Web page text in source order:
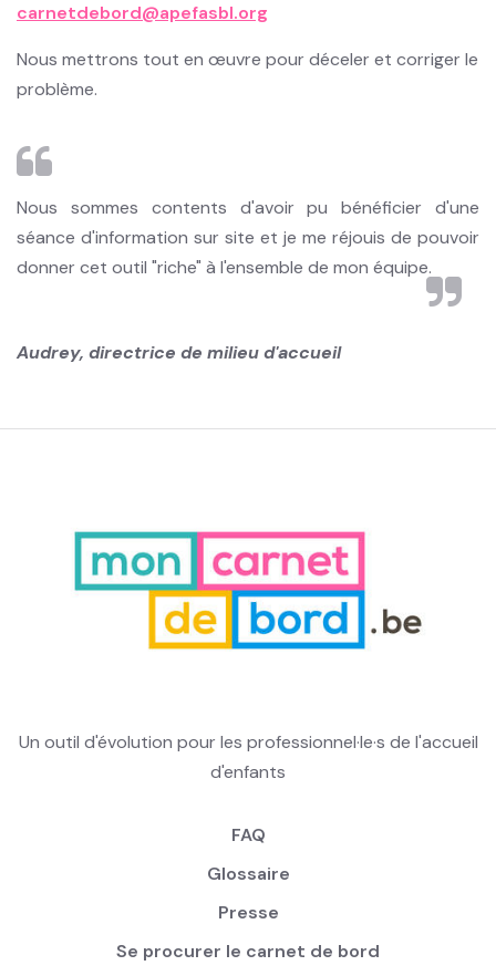
carnetdebord@apefasbl.org
Nous mettrons tout en œuvre pour déceler et corriger le
problème.
Nous sommes contents d'avoir pu bénéficier d'une
séance d'information sur site et je me réjouis de pouvoir
donner cet outil "riche" à l'ensemble de mon équipe.
Audrey, directrice de milieu d'accueil
Un outil d'évolution pour les professionnel·le·s de l'accueil
d'enfants
FAQ
Glossaire
Presse
Se procurer le carnet de bord